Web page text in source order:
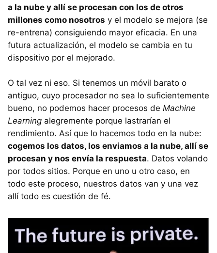
a la nube y allí se procesan con los de otros
millones como nosotros y el modelo se mejora (se
re-entrena) consiguiendo mayor eficacia. En una
futura actualización, el modelo se cambia en tu
dispositivo por el mejorado.
O tal vez ni eso. Si tenemos un móvil barato o
antiguo, cuyo procesador no sea lo suficientemente
bueno, no podemos hacer procesos de Machine
Learning alegremente porque lastrarían el
rendimiento. Así que lo hacemos todo en la nube:
cogemos los datos, los enviamos a la nube, allí se
procesan y nos envía la respuesta. Datos volando
por todos sitios. Porque en uno u otro caso, en
todo este proceso, nuestros datos van y una vez
allí todo es cuestión de fé.